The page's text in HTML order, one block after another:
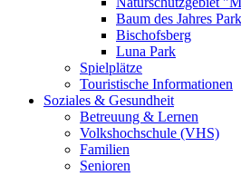
Baum des Jahres Park
Bischofsberg
Luna Park
Spielplätze
Touristische Informationen
Soziales & Gesundheit
Betreuung & Lernen
Volkshochschule (VHS)
Familien
Senioren